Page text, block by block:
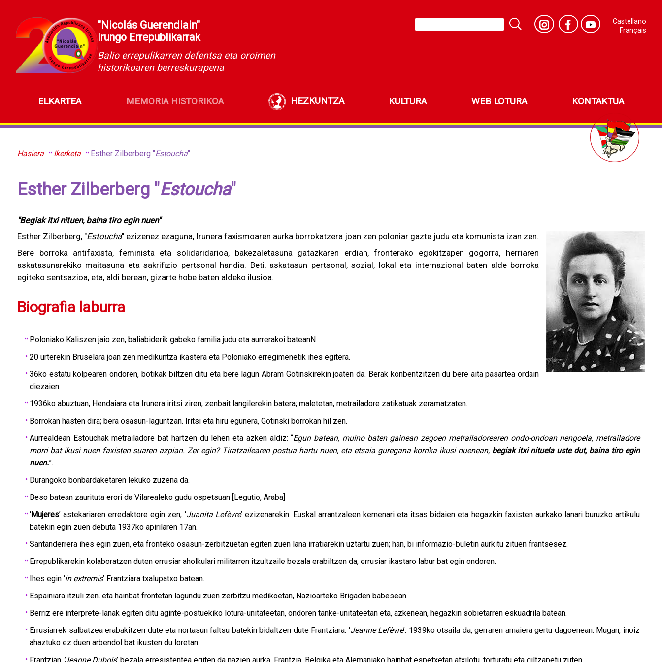
"Nicolás Guerendiain"
Irungo Errepublikarrak
Balio errepulikarren defentsa eta oroimen
historikoaren berreskurapena
Castellano
Français
ELKARTEA MEMORIA HISTORIKOA HEZKUNTZA KULTURA WEB LOTURA KONTAKTUA
Hasiera Ikerketa Esther Zilberberg "Estoucha"
Esther Zilberberg "Estoucha"
"Begiak itxi nituen, baina tiro egin nuen"
Esther Zilberberg, "Estoucha" ezizenez ezaguna, Irunera faxismoaren aurka borrokatzera joan zen poloniar gazte judu eta komunista izan zen.
Bere borroka antifaxista, feminista eta solidaridarioa, bakezaletasuna gatazkaren erdian, fronterako egokitzapen gogorra, herriaren
askatasunarekiko maitasuna eta sakrifizio pertsonal handia. Beti, askatasun pertsonal, sozial, lokal eta internazional baten alde borroka
egiteko sentsazioa, eta, aldi berean, gizarte hobe baten aldeko ilusioa.
Biografia laburra
Poloniako Kaliszen jaio zen, baliabiderik gabeko familia judu eta aurrerakoi bateanN
20 urterekin Bruselara joan zen medikuntza ikastera eta Poloniako erregimenetik ihes egitera.
36ko estatu kolpearen ondoren, botikak biltzen ditu eta bere lagun Abram Gotinskirekin joaten da. Berak konbentzitzen du bere aita pasartea ordain
diezaien.
1936ko abuztuan, Hendaiara eta Irunera iritsi ziren, zenbait langilerekin batera; maletetan, metrailadore zatikatuak zeramatzaten.
Borrokan hasten dira; bera osasun-laguntzan. Iritsi eta hiru egunera, Gotinski borrokan hil zen.
Aurrealdean Estouchak metrailadore bat hartzen du lehen eta azken aldiz: “Egun batean, muino baten gainean zegoen metrailadorearen ondo-ondoan nengoela, metrailadore
morri bat ikusi nuen faxisten suaren azpian. Zer egin? Tiratzailearen postua hartu nuen, eta etsaia guregana korrika ikusi nuenean, begiak itxi nituela uste dut, baina tiro egin
nuen.”.
Durangoko bonbardaketaren lekuko zuzena da.
Beso batean zaurituta erori da Vilarealeko gudu ospetsuan [Legutio, Araba]
‘Mujeres’ astekariaren erredaktore egin zen, ‘Juanita Lefèvre’ ezizenarekin. Euskal arrantzaleen kemenari eta itsas bidaien eta hegazkin faxisten aurkako lanari buruzko artikulu
batekin egin zuen debuta 1937ko apirilaren 17an.
Santanderrera ihes egin zuen, eta fronteko osasun-zerbitzuetan egiten zuen lana irratiarekin uztartu zuen; han, bi informazio-buletin aurkitu zituen frantsesez.
Errepublikarekin kolaboratzen duten errusiar aholkulari militarren itzultzaile bezala erabiltzen da, errusiar ikastaro labur bat egin ondoren.
Ihes egin ‘in extremis’ Frantziara txalupatxo batean.
Espainiara itzuli zen, eta hainbat frontetan lagundu zuen zerbitzu medikoetan, Nazioarteko Brigaden babesean.
Berriz ere interprete-lanak egiten ditu aginte-postuekiko lotura-unitateetan, ondoren tanke-unitateetan eta, azkenean, hegazkin sobietarren eskuadrila batean.
Errusiarrek salbatzea erabakitzen dute eta nortasun faltsu batekin bidaltzen dute Frantziara: ‘Jeanne Lefèvre’. 1939ko otsaila da, gerraren amaiera gertu dagoenean. Mugan, inoiz
ahaztuko ez duen arbendol bat ikusten du loretan.
Frantzian ‘Jeanne Dubois’ bezala erresistentea egiten da nazien aurka. Frantzia, Belgika eta Alemaniako hainbat espetxetan atxilotu, torturatu eta giltzapetu zuten.